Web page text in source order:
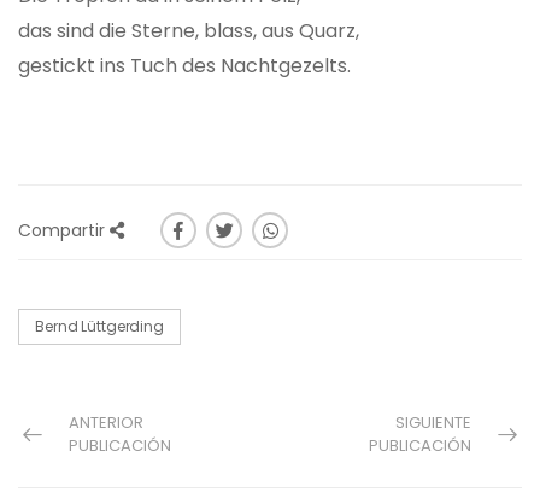
das sind die Sterne, blass, aus Quarz,
gestickt ins Tuch des Nachtgezelts.
Compartir
Bernd Lüttgerding
ANTERIOR
PUBLICACIÓN
SIGUIENTE
PUBLICACIÓN